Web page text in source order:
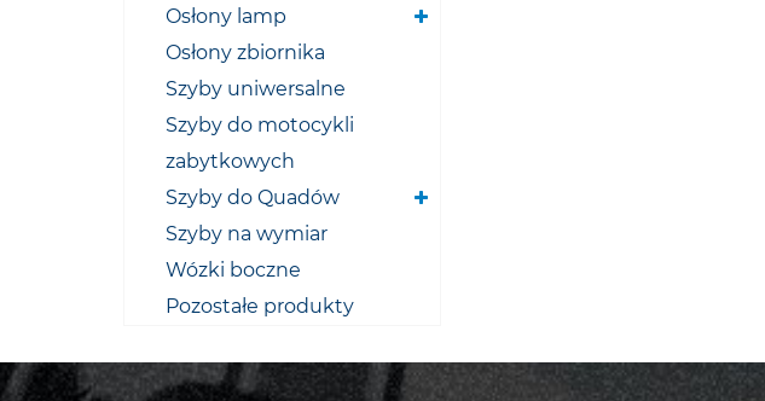
Osłony lamp
Osłony zbiornika
Szyby uniwersalne
Szyby do motocykli
zabytkowych
Szyby do Quadów
Szyby na wymiar
Wózki boczne
Pozostałe produkty